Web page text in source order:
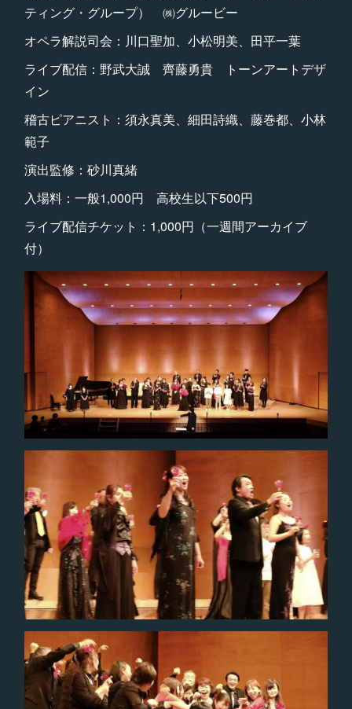
ティング・グループ） ㈱グルービー
オペラ解説司会：川口聖加、小松明美、田平一葉
ライブ配信：野武大誠 齊藤勇貴 トーンアートデザ
イン
稽古ピアニスト：須永真美、細田詩織、藤巻都、小林
範子
演出監修：砂川真緒
入場料：一般1,000円 高校生以下500円
ライブ配信チケット：1,000円（一週間アーカイブ
付）